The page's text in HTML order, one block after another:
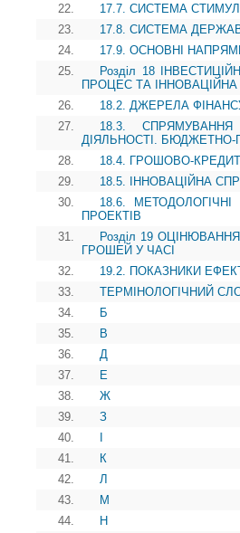
22.
17.7. СИСТЕМА
23.
17.8. СИСТЕМА
24.
17.9. ОСНОВНІ
25.
Розділ 18
ПРОЦЕС ТА ІННОВАЦІЙНА
26.
18.2. ДЖЕРЕЛА
27.
18.3.
ДІЯЛЬНОСТІ.
28.
18.4. ГРОШОВО-
29.
18.5. ІННОВАЦІЙНА
30.
18.6.
ПРОЕКТІВ
31.
Розділ 19
ГРОШЕЙ У ЧАСІ
32.
19.2. ПОКАЗНИКИ
33.
ТЕРМІНОЛОГІЧНИЙ
34.
Б
35.
В
36.
Д
37.
Е
38.
Ж
39.
З
40.
І
41.
К
42.
Л
43.
М
44.
Н